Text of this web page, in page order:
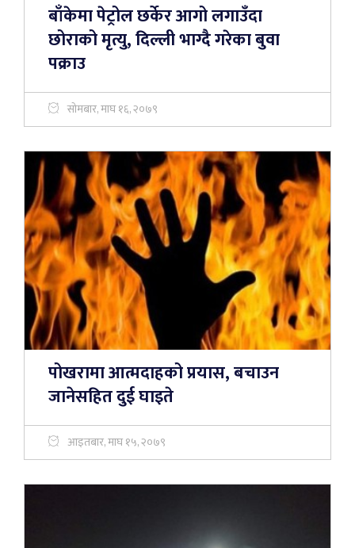
बाँकेमा पेट्रोल छर्केर आगो लगाउँदा
छोराको मृत्यु, दिल्ली भाग्दै गरेका बुवा
पक्राउ
सोमबार, माघ १६, २०७९
पोखरामा आत्मदाहको प्रयास, बचाउन
जानेसहित दुई घाइते
आइतबार, माघ १५, २०७९